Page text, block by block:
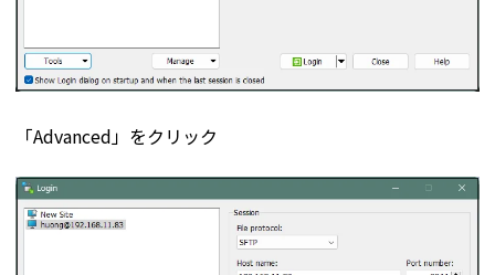
「Advanced」をクリック